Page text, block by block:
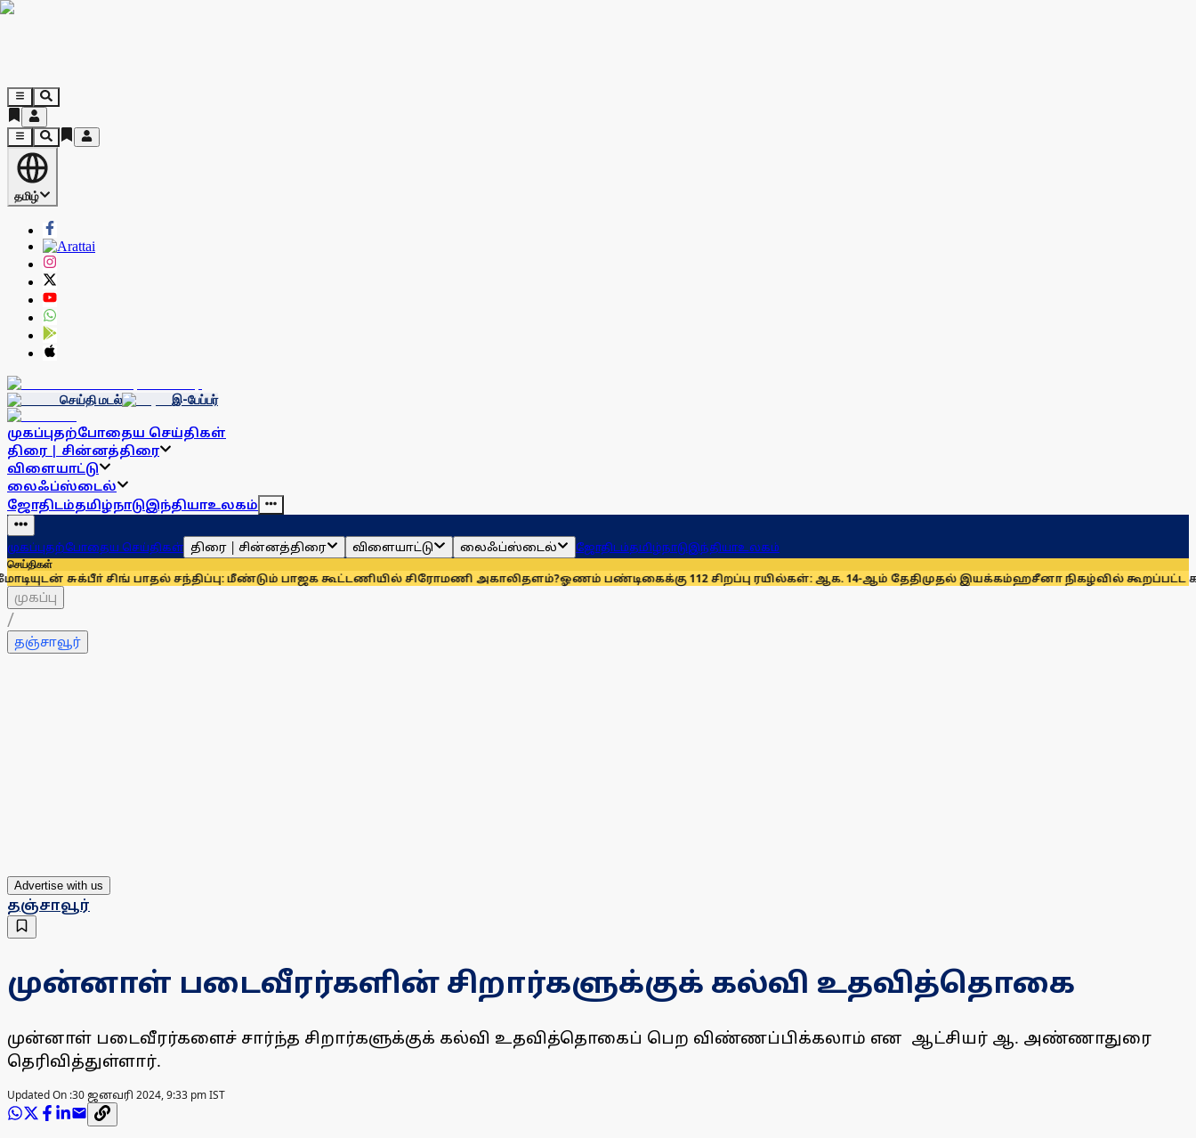
தமிழ்
செய்தி மடல் இ-பேப்பர்
முகப்புதற்போதைய செய்திகள்
திரை | சின்னத்திரை
விளையாட்டு
லைஃப்ஸ்டைல்
ஜோதிடம்தமிழ்நாடுஇந்தியாஉலகம்
முகப்புதற்போதைய செய்திகள் திரை | சின்னத்திரை விளையாட்டு லைஃப்ஸ்டைல் ஜோதிடம்தமிழ்நாடுஇந்தியாஉலகம்
செய்திகள்
சிங் பாதல் சந்திப்பு: மீண்டும் பாஜக கூட்டணியில் சிரோமணி அகாலிதளம்?ஓணம் பண்டிகைக்கு 112 சிறப்பு ரயில்கள்: ஆக. 14-ஆம் தேதிமுதல் இயக்கம்ஹசீனா நிகழ்வில் கூறப்பட்ட
முகப்பு
/
தஞ்சாவூர்
Advertise with us
தஞ்சாவூர்
முன்னாள் படைவீரர்களின் சிறார்களுக்குக் கல்வி உதவித்தொகை
முன்னாள் படைவீரர்களைச் சார்ந்த சிறார்களுக்குக் கல்வி உதவித்தொகைப் பெற விண்ணப்பிக்கலாம் என ஆட்சியர் ஆ. அண்ணாதுரை
தெரிவித்துள்ளார்.
Updated On :30 ஜனவரி 2024, 9:33 pm IST